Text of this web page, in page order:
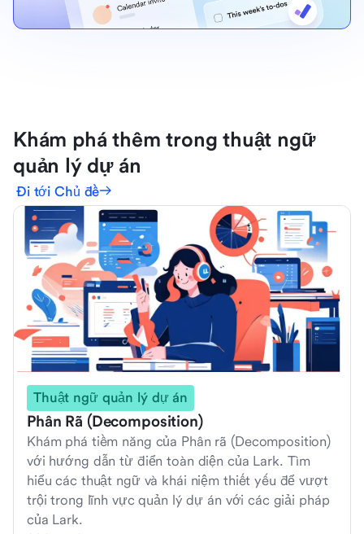
Khám phá thêm trong thuật ngữ
quản lý dự án
Đi tới Chủ đề
Thuật ngữ quản lý dự án
Phân Rã (Decomposition)
Khám phá tiềm năng của Phân rã (Decomposition)
với hướng dẫn từ điển toàn diện của Lark. Tìm
hiểu các thuật ngữ và khái niệm thiết yếu để vượt
trội trong lĩnh vực quản lý dự án với các giải pháp
của Lark.